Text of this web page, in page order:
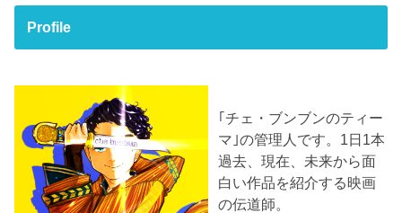
Profile
｢チェ・ブンブンのティー
マ｣の管理人です。1日1本
過去、現在、未来から面
白い作品を紹介する映画
の伝道師。